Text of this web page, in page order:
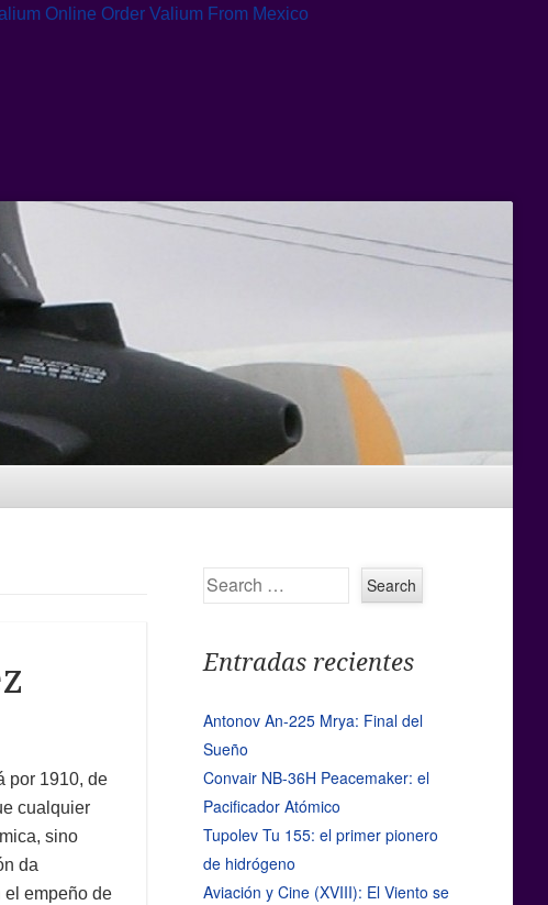
Online Order Valium From Mexico
por 1910, de
cualquier
sino
da
el empeño de
Search
Entradas recientes
Antonov An-225 Mrya: Final del
Sueño
Convair NB-36H Peacemaker: el
Pacificador Atómico
Tupolev Tu 155: el primer pionero
de hidrógeno
Aviación y Cine (XVIII): El Viento se